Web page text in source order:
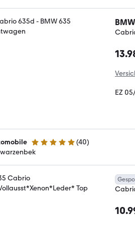
EZ
4.8 Sterne (40)